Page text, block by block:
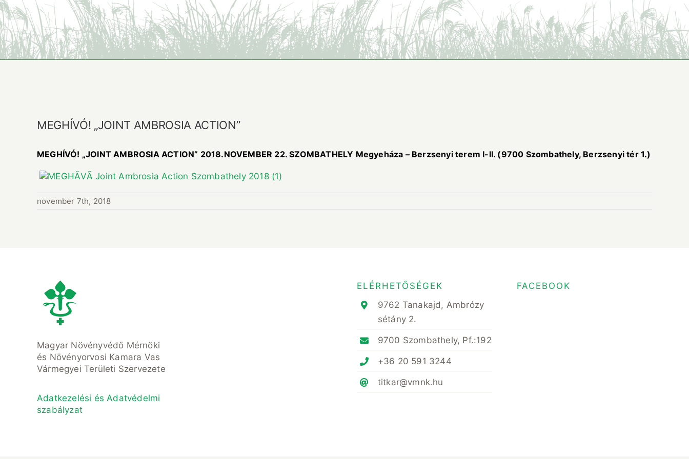
MEGHÍVÓ! „JOINT AMBROSIA ACTION”
MEGHÍVÓ! „JOINT AMBROSIA ACTION” 2018.NOVEMBER 22. SZOMBATHELY Megyeháza – Berzsenyi terem I-II. (9700 Szombathely, Berzsenyi tér 1.)
november 7th, 2018
Magyar Növényvédő Mérnöki
és Növényorvosi Kamara Vas
Vármegyei Területi Szervezete
Adatkezelési és Adatvédelmi
szabályzat
ELÉRHETŐSÉGEK
9762 Tanakajd, Ambrózy
sétány 2.
9700 Szombathely, Pf.:192
+36 20 591 3244
titkar@vmnk.hu
FACEBOOK